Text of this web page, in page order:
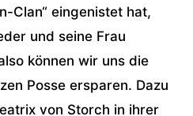
Clan“ eingenistet hat,
und seine Frau
können wir uns die
Posse ersparen. Dazu
von Storch in ihrer